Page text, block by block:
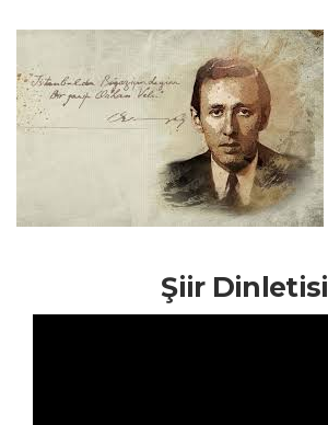
Şiir Dinletisi